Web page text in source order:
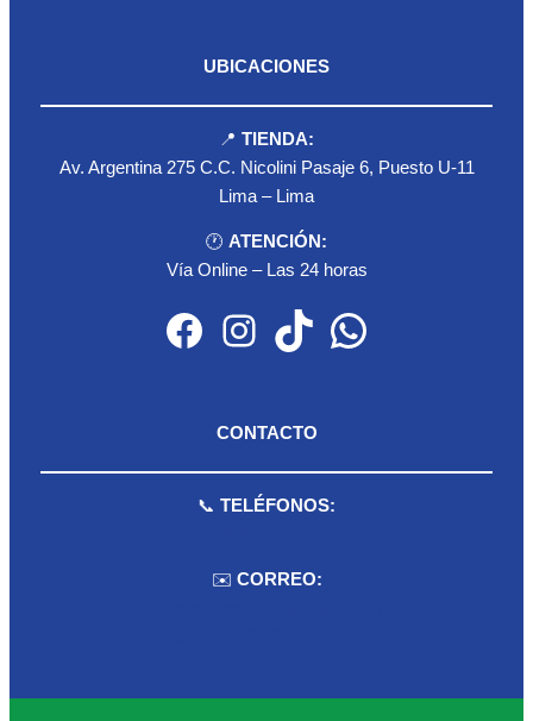
UBICACIONES
📍 TIENDA:
Av. Argentina 275 C.C. Nicolini Pasaje 6, Puesto U-11
Lima – Lima
🕐 ATENCIÓN:
Vía Online – Las 24 horas
Facebook Instagram TikTok WhatsApp
CONTACTO
📞 TELÉFONOS:
✉️ CORREO: